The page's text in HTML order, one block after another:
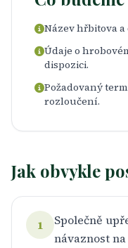
Název hřbitova a
Údaje o
dispozici.
Požadovaný
rozloučení.
Jak obvykle
1
Společně
návaznost